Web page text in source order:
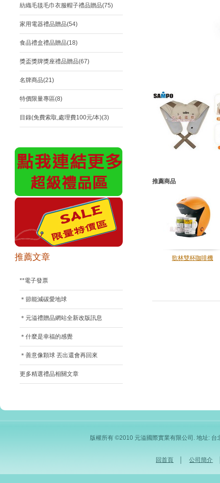
推薦商品
歌林雙杯咖啡機
紡織毛毯毛巾衣服帽子禮品贈品(75)
家用電器禮品贈品(54)
食品禮盒禮品贈品(18)
獎盃獎牌獎座禮品贈品(67)
名牌商品(21)
特價限量專區(8)
目錄(免費索取,處理費100元/本)(3)
推薦文章
**電子發票
＊節能減碳愛地球
＊元溢禮贈品網站全新改版訊息
＊什麼是幸福的感覺
＊善意像顆球 丟出還會再回來
更多精選禮品相關文章
版權所有 ©2010 元溢國際實業有限公司. 地址:
回首頁 │公司簡介